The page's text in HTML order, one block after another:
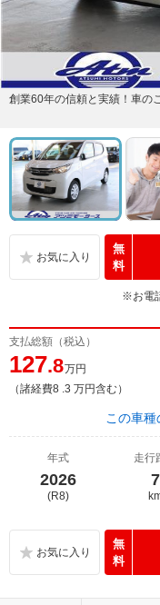
創業60年の信頼と実績！車の
無
料
※お電
支払総額（税込）
127.8万円
（諸経費8 .3 万円含む）
この車種
年式
2026
(R8)
走行
7
無
料